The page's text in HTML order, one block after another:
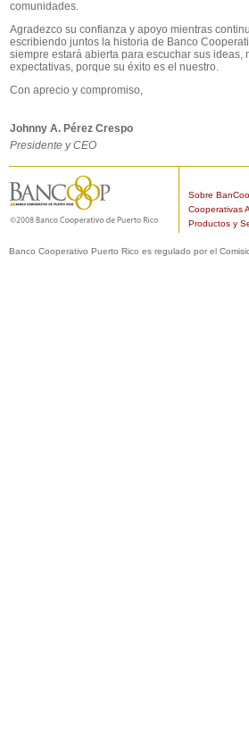
comunidades.
Agradezco su confianza y apoyo mientras
escribiendo juntos la historia de Banco
siempre estará abierta para escuchar sus ideas,
expectativas, porque su éxito es el nuestro.
Con aprecio y compromiso,
Johnny A. Pérez Crespo
Presidente y CEO
Sobre
Cooperativas
Productos y
Banco Cooperativo Puerto Rico es regulado por el